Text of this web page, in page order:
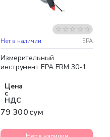
Нет в наличии EPA
Измерительный
инструмент EPA ERM 30-1
Цена
с
НДС
79 300 сум